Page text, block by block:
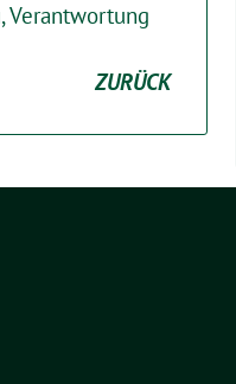
Verantwortung
ZURÜCK